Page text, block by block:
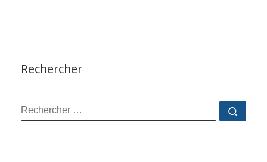
Rechercher
RECHERCHER